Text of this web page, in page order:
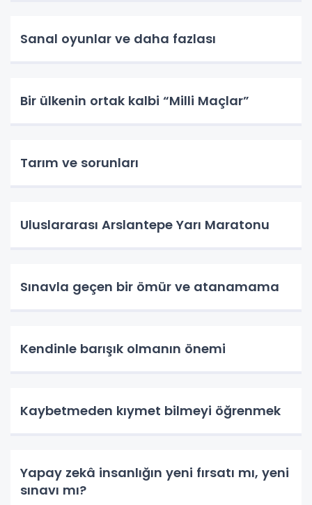
Sanal oyunlar ve daha fazlası
Bir ülkenin ortak kalbi “Milli Maçlar”
Tarım ve sorunları
Uluslararası Arslantepe Yarı Maratonu
Sınavla geçen bir ömür ve atanamama
Kendinle barışık olmanın önemi
Kaybetmeden kıymet bilmeyi öğrenmek
Yapay zekâ insanlığın yeni fırsatı mı, yeni
sınavı mı?